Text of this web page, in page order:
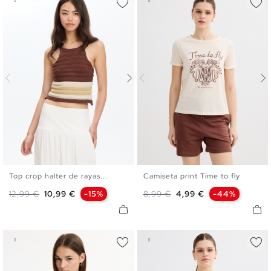
XS
Top crop halter de rayas...
Precio base
12,99 € Precio
10,99 € -15%
XS
Camiseta print Time to fly
Precio base
8,99 € Precio
4,99 € -44%